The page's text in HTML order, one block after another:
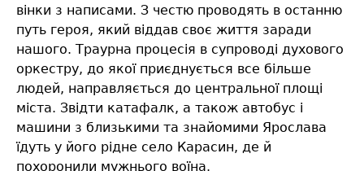
вінки з написами. З честю проводять в останню
путь героя, який віддав своє життя заради
нашого. Траурна процесія в супроводі духового
оркестру, до якої приєднується все більше
людей, направляється до центральної площі
міста. Звідти катафалк, а також автобус і
машини з близькими та знайомими Ярослава
їдуть у його рідне село Карасин, де й
похоронили мужнього воїна.